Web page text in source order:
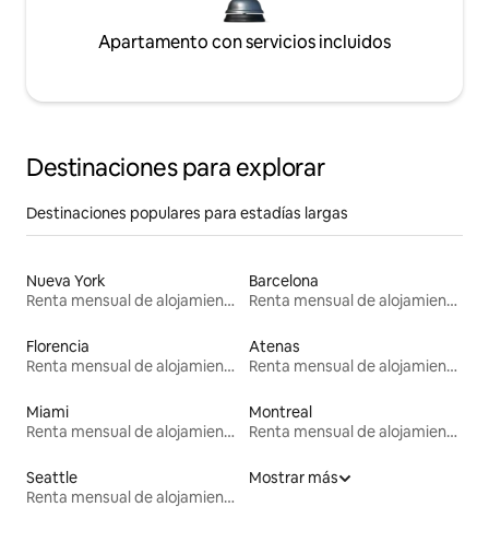
Apartamento con servicios incluidos
Destinaciones para explorar
Destinaciones populares para estadías largas
Nueva York
Renta mensual de alojamientos
Barcelona
Renta mensual de alojamientos
Florencia
Renta mensual de alojamientos
Atenas
Renta mensual de alojamientos
Miami
Renta mensual de alojamientos
Montreal
Renta mensual de alojamientos
Seattle
Renta mensual de alojamientos
Mostrar más